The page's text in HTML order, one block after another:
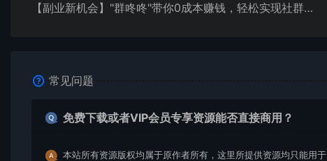
【副业新机会】"群咚咚"带你0成本赚钱，轻松实现社群变现
常见问题
免费下载或者VIP会员专享资源能否直接商用？
本站所有资源版权均属于原作者所有，这里所提供资源均只能用于